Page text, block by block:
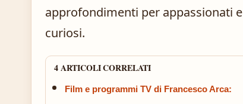
approfondimenti per appassionati e
curiosi.
4 ARTICOLI CORRELATI
Film e programmi TV di Francesco Arca: